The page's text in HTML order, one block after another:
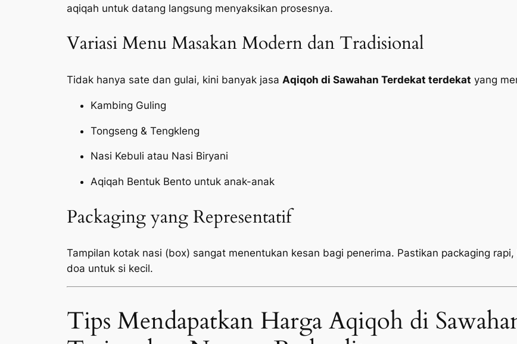
aqiqah untuk datang langsung menyaksikan prosesnya.
Variasi Menu Masakan Modern dan Tradisional
Tidak hanya sate dan gulai, kini banyak jasa Aqiqoh di Sawahan Terdekat terdekat yang
Kambing Guling
Tongseng & Tengkleng
Nasi Kebuli atau Nasi Biryani
Aqiqah Bentuk Bento untuk anak-anak
Packaging yang Representatif
Tampilan kotak nasi (box) sangat menentukan kesan bagi penerima. Pastikan packaging
doa untuk si kecil.
Tips Mendapatkan Harga Aqiqoh di